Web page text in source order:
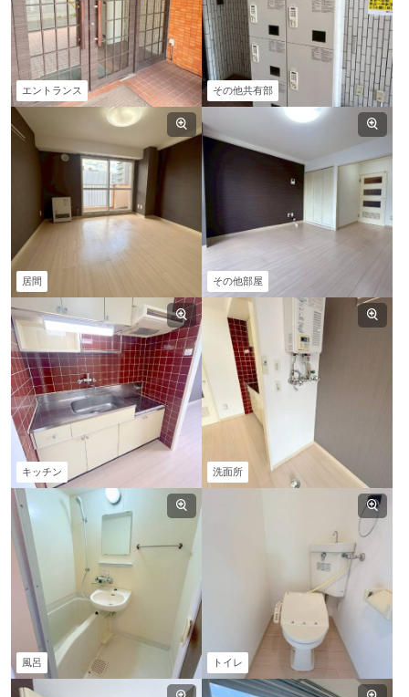
エントランス その他共有部
居間 その他部屋
キッチン 洗面所
風呂 トイレ